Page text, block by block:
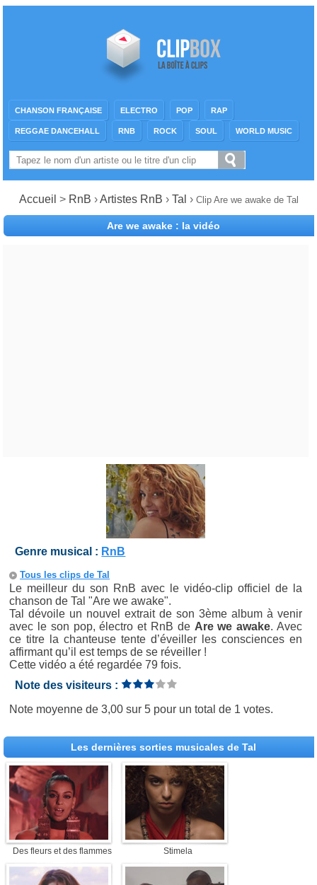
CHANSON FRANÇAISE ELECTRO POP RAP
REGGAE DANCEHALL RNB ROCK SOUL WORLD MUSIC
Accueil > RnB ›Artistes RnB › Tal › Clip Are we awake de Tal
Are we awake : la vidéo
Genre musical : RnB
Tous les clips de Tal
Le meilleur du son RnB avec le vidéo-clip officiel de la
chanson de Tal "Are we awake".
Tal dévoile un nouvel extrait de son 3ème album à venir
avec le son pop, électro et RnB de Are we awake. Avec
ce titre la chanteuse tente d’éveiller les consciences en
affirmant qu’il est temps de se réveiller !
Cette vidéo a été regardée 79 fois.
Note des visiteurs :
Note moyenne de3,00 sur5 pour un total de 1 votes.
Les dernières sorties musicales de Tal
Des fleurs et des flammes Stimela